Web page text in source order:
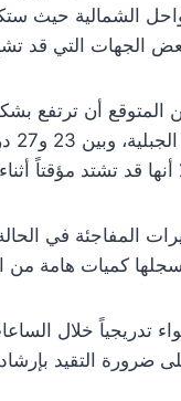
الشمالية حيث
الجهات التي قد
أنها قد تشتد مؤقتاً
المفاجئة في
كميات هامة من
تدريجياً خلال
ضرورة التقيد